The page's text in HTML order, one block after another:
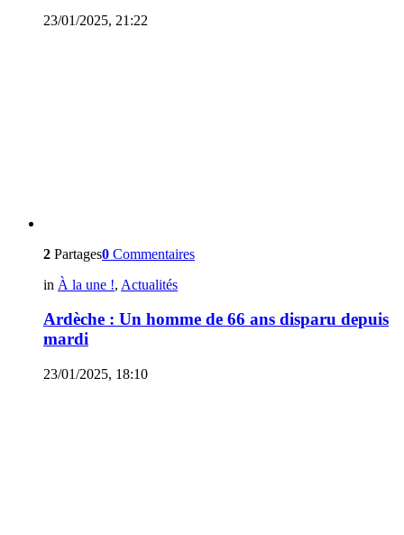
23/01/2025, 21:22
2 Partages0 Commentaires
in À la une !, Actualités
Ardèche : Un homme de 66 ans disparu depuis
mardi
23/01/2025, 18:10